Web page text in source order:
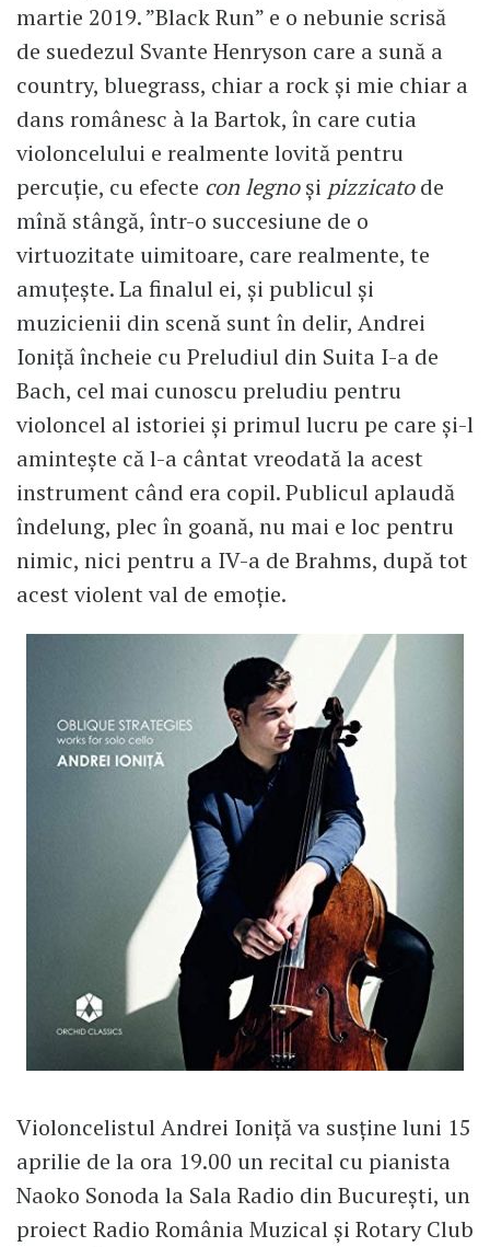
martie 2019. ”Black Run” e o nebunie scrisă
de suedezul Svante Henryson care a sună a
country, bluegrass, chiar a rock și mie chiar a
dans românesc à la Bartok, în care cutia
violoncelului e realmente lovită pentru
percuție, cu efecte con legnoși pizzicatode
mînă stângă, într-o succesiune de o
virtuozitate uimitoare, care realmente, te
amuțește. La finalul ei, și publicul și
muzicienii din scenă sunt în delir, Andrei
Ioniță încheie cu Preludiul din Suita I-a de
Bach, cel mai cunoscu preludiu pentru
violoncel al istoriei și primul lucru pe care și-l
amintește că l-a cântat vreodată la acest
instrument când era copil. Publicul aplaudă
îndelung, plec în goană, nu mai e loc pentru
nimic, nici pentru a IV-a de Brahms, după tot
acest violent val de emoție.
Violoncelistul Andrei Ioniță va susține luni 15
aprilie de la ora 19.00 un recital cu pianista
Naoko Sonoda la Sala Radio din București, un
proiect Radio România Muzical și Rotary Club